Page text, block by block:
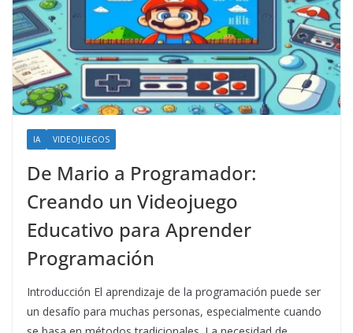
IA VIDEOJUEGOS
De Mario a Programador:
Creando un Videojuego
Educativo para Aprender
Programación
Introducción El aprendizaje de la programación puede ser
un desafío para muchas personas, especialmente cuando